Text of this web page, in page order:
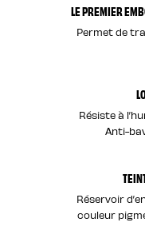
LE PREMIER
Permet de
Résiste à
Anti-
Réservoir
couleur